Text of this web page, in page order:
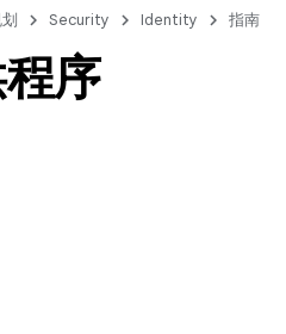
Security Identity 指南
序